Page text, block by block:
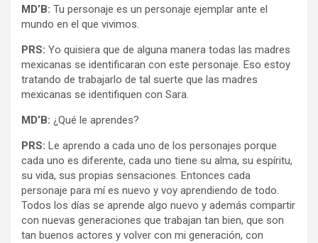
MD’B: Tu personaje es un personaje ejemplar ante el
mundo en el que vivimos.
PRS: Yo quisiera que de alguna manera todas las madres
mexicanas se identificaran con este personaje. Eso estoy
tratando de trabajarlo de tal suerte que las madres
mexicanas se identifiquen con Sara.
MD’B: ¿Qué le aprendes?
PRS: Le aprendo a cada uno de los personajes porque
cada uno es diferente, cada uno tiene su alma, su espíritu,
su vida, sus propias sensaciones. Entonces cada
personaje para mí es nuevo y voy aprendiendo de todo.
Todos los días se aprende algo nuevo y además compartir
con nuevas generaciones que trabajan tan bien, que son
tan buenos actores y volver con mi generación, con